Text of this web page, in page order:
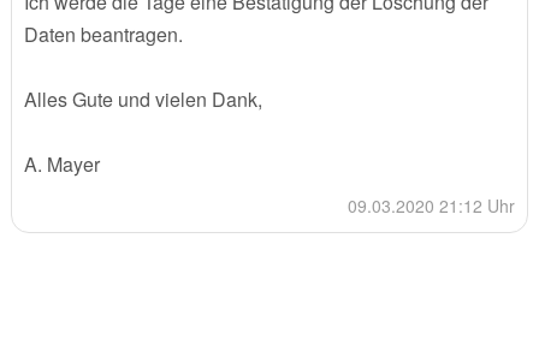
Daten beantragen.
Alles Gute und vielen Dank,
A. Mayer
09.03.2020 21:12 Uhr